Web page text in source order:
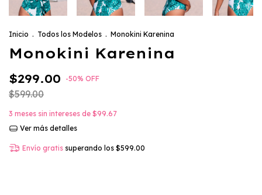
Inicio . Todos los Modelos . Monokini Karenina
Monokini Karenina
$299.00 -50% OFF
$599.00
3 meses sin intereses de $99.67
Ver más detalles
Envío gratis superando los $599.00